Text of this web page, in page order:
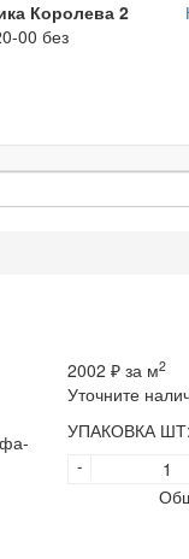
Королева 2
00 без
2002 ₽ за м2
Уточните
УПАКОВКА ШТ:
-